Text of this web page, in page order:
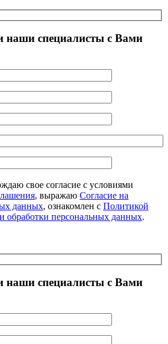
наши специалисты с Вами
свое согласие с условиями
, выражаю Согласие на
данных, ознакомлен с Политикой
обработки персональных данных.
наши специалисты с Вами